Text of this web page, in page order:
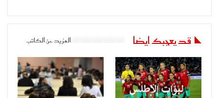
قد يعجبك ايضا المزيد عن الكاتب